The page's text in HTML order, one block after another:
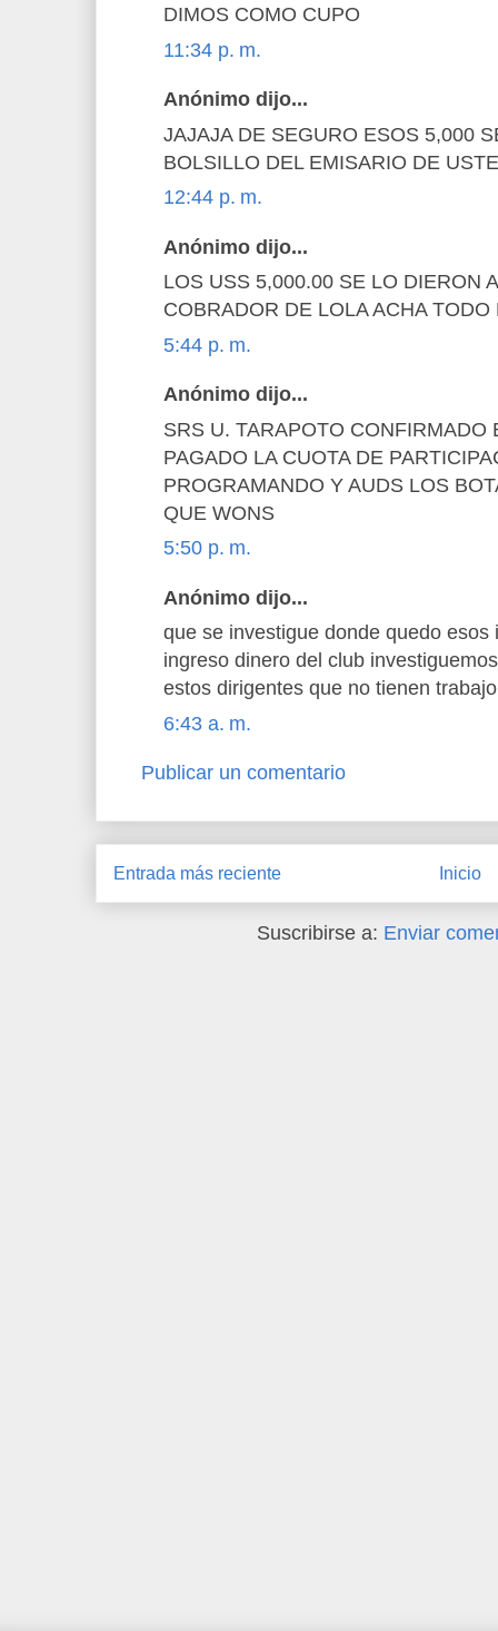
DIMOS COMO CUPO
11:34 p. m.
Anónimo dijo...
JAJAJA DE SEGURO ESOS 5,000
BOLSILLO DEL EMISARIO DE
12:44 p. m.
Anónimo dijo...
LOS USS 5,000.00 SE LO DIERON
COBRADOR DE LOLA ACHA
5:44 p. m.
Anónimo dijo...
SRS U. TARAPOTO CONFIRMADO
PAGADO LA CUOTA DE
PROGRAMANDO Y AUDS LOS
QUE WONS
5:50 p. m.
Anónimo dijo...
que se investigue donde quedo esos
ingreso dinero del club
estos dirigentes que no tienen trabajo
6:43 a. m.
Publicar un comentario
Entrada más reciente Inicio
Suscribirse a: Enviar